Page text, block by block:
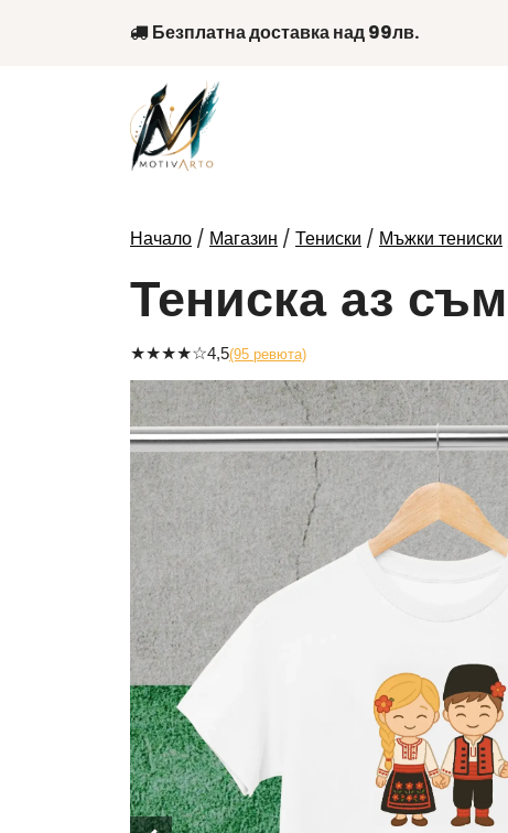
Безплатна доставка над 99лв.
Начало / Магазин / Тениски / Мъжки тениски
Тениска аз
★★★★☆4,5(95 ревюта)